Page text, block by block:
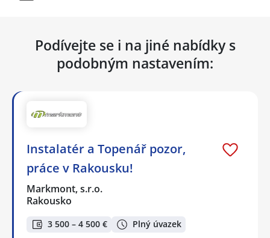
Podívejte se i na jiné nabídky s
podobným nastavením:
Instalatér a Topenář pozor,
práce v Rakousku!
Markmont, s.r.o.
Rakousko
3 500 – 4 500 € Plný úvazek